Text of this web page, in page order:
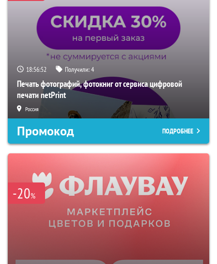
18:56:51 Получили:4
Печать фотографий, фотокниг от сервиса цифровой
печати netPrint
Россия
Промокод ПОДРОБНЕЕ
-20%